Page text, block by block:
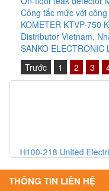
Công tắc mức với
KOMETER KTVP-750
Distributor Vietnam,
SANKO ELECTRONIC
Trước
1 2 3
SQN120E-20X23L7
THÔNG TIN LIÊN HỆ